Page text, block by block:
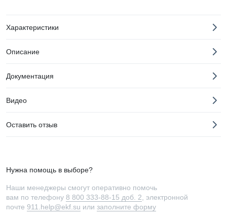
Характеристики
Описание
Документация
Видео
Оставить отзыв
Нужна помощь в выборе?
Наши менеджеры смогут оперативно помочь
вам по телефону 8 800 333-88-15 доб. 2 , электронной
почте 911.help@ekf.su или заполните форму